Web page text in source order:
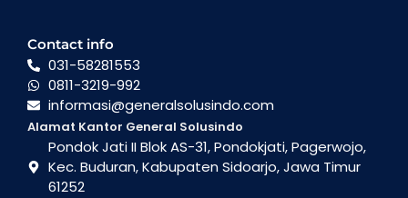
Contact info
031-58281553
0811-3219-992
informasi@generalsolusindo.com
Alamat Kantor General Solusindo
Pondok Jati II Blok AS-31, Pondokjati, Pagerwojo,
Kec. Buduran, Kabupaten Sidoarjo, Jawa Timur
61252